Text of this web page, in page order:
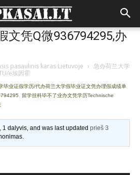
文凭Q微936794295,办
pasaulinis karas Lietuvoje › 急办荷兰大学
e埃因霍
毕业证假学历/代办荷兰大学假毕业证文凭办理假成绩单
留学挂科毕不了业办文凭学历Technische
1 dalyvis, and was last updatedprieš 3
.